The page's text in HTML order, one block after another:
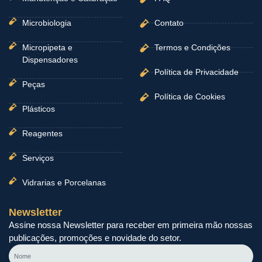
Microbiologia
Micropipeta e
Dispensadores
Peças
Plásticos
Reagentes
Serviços
Vidrarias e Porcelanas
Contato
Termos e Condições
Política de Privacidade
Política de Cookies
Newsletter
Assine nossa Newsletter para receber em primeira mão nossas
publicações, promoções e novidade do setor.
Nome